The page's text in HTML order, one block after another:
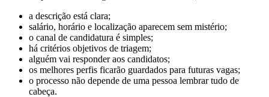
a descrição está clara;
salário, horário e localização aparecem sem mistério;
o canal de candidatura é simples;
há critérios objetivos de triagem;
alguém vai responder aos candidatos;
os melhores perfis ficarão guardados para futuras vagas;
o processo não depende de uma pessoa lembrar tudo de
cabeça.